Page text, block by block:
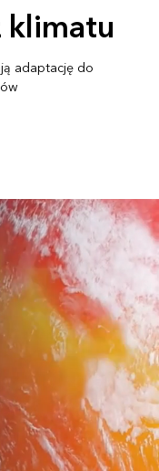
klimatu
adaptację do